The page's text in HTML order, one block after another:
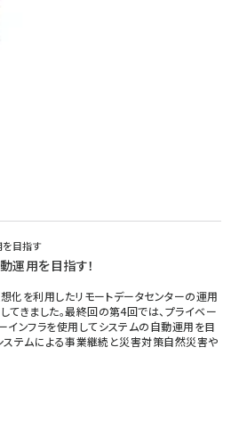
を目指す
運用を目指す！
化を利用したリモートデータセンターの運用
てきました。最終回の第4回では、プライベー
インフラを使用してシステムの自動運用を目
ステムによる事業継続と災害対策自然災害や